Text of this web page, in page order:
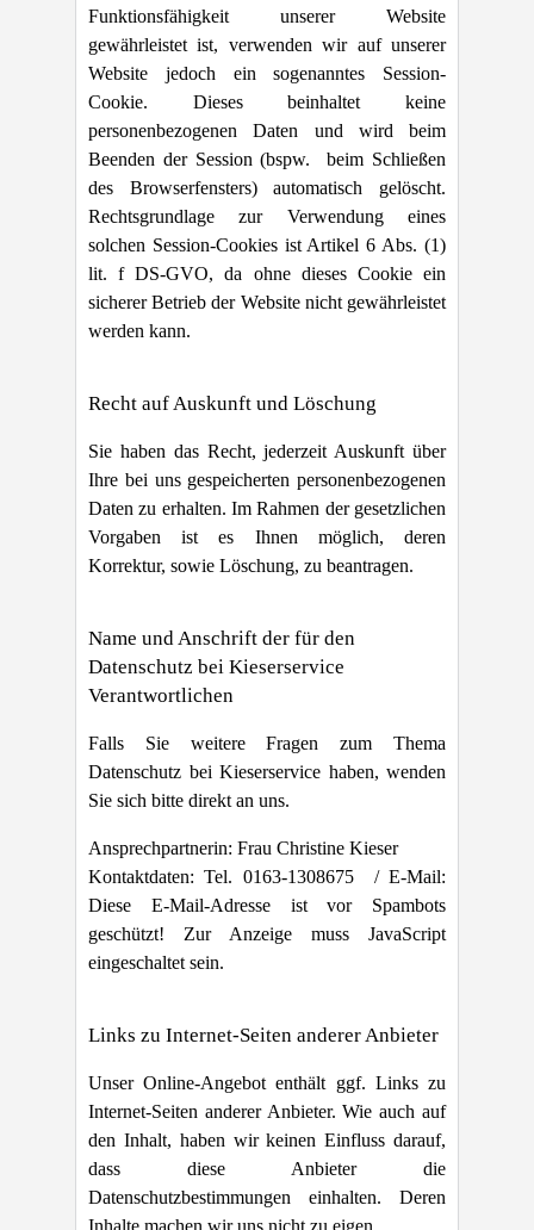
Funktionsfähigkeit unserer Website
gewährleistet ist, verwenden wir auf unserer
Website jedoch ein sogenanntes Session-
Cookie. Dieses beinhaltet keine
personenbezogenen Daten und wird beim
Beenden der Session (bspw. beim Schließen
des Browserfensters) automatisch gelöscht.
Rechtsgrundlage zur Verwendung eines
solchen Session-Cookies ist Artikel 6 Abs. (1)
lit. f DS-GVO, da ohne dieses Cookie ein
sicherer Betrieb der Website nicht gewährleistet
werden kann.
Recht auf Auskunft und Löschung
Sie haben das Recht, jederzeit Auskunft über
Ihre bei uns gespeicherten personenbezogenen
Daten zu erhalten. Im Rahmen der gesetzlichen
Vorgaben ist es Ihnen möglich, deren
Korrektur, sowie Löschung, zu beantragen.
Name und Anschrift der für den
Datenschutz bei Kieserservice
Verantwortlichen
Falls Sie weitere Fragen zum Thema
Datenschutz bei Kieserservice haben, wenden
Sie sich bitte direkt an uns.
Ansprechpartnerin: Frau Christine Kieser
Kontaktdaten: Tel. 0163-1308675 / E-Mail:
Diese E-Mail-Adresse ist vor Spambots
geschützt! Zur Anzeige muss JavaScript
eingeschaltet sein.
Links zu Internet-Seiten anderer Anbieter
Unser Online-Angebot enthält ggf. Links zu
Internet-Seiten anderer Anbieter. Wie auch auf
den Inhalt, haben wir keinen Einfluss darauf,
dass diese Anbieter die
Datenschutzbestimmungen einhalten. Deren